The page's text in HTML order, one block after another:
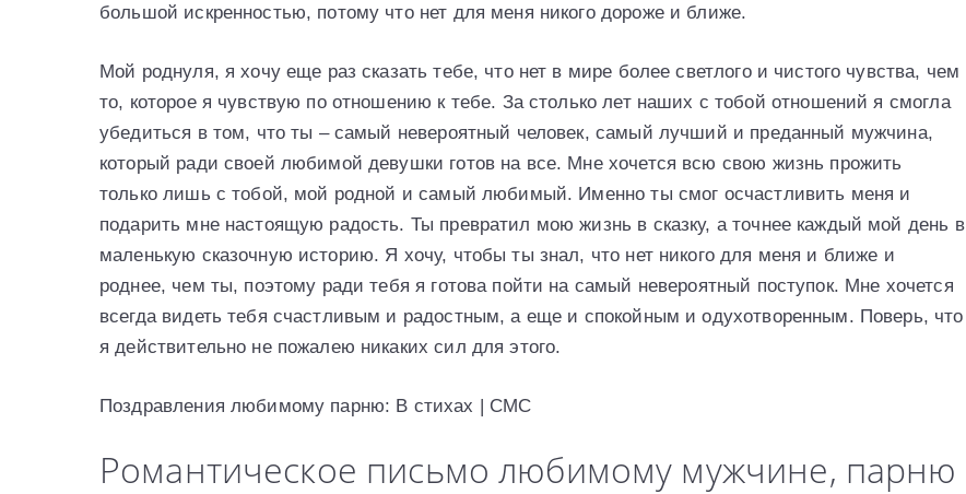
большой искренностью, потому что нет для меня никого дороже и ближе.
Мой роднуля, я хочу еще раз сказать тебе, что нет в мире более светлого и чистого чувства, чем
то, которое я чувствую по отношению к тебе. За столько лет наших с тобой отношений я смогла
убедиться в том, что ты – самый невероятный человек, самый лучший и преданный мужчина,
который ради своей любимой девушки готов на все. Мне хочется всю свою жизнь прожить
только лишь с тобой, мой родной и самый любимый. Именно ты смог осчастливить меня и
подарить мне настоящую радость. Ты превратил мою жизнь в сказку, а точнее каждый мой день в
маленькую сказочную историю. Я хочу, чтобы ты знал, что нет никого для меня и ближе и
роднее, чем ты, поэтому ради тебя я готова пойти на самый невероятный поступок. Мне хочется
всегда видеть тебя счастливым и радостным, а еще и спокойным и одухотворенным. Поверь, что
я действительно не пожалею никаких сил для этого.
Поздравления любимому парню: В стихах | СМС
Романтическое письмо любимому мужчине, парню